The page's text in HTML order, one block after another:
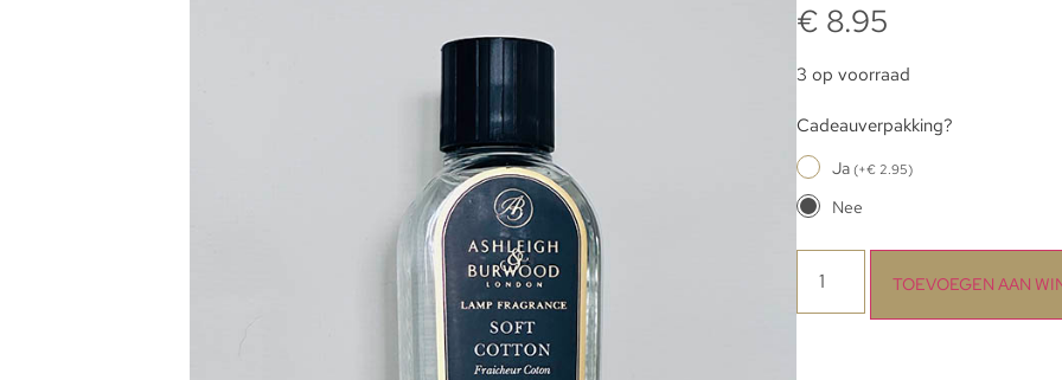
€ 8.95
3 op voorraad
Cadeauverpakking?
Ja (+€ 2.95)
Nee
TOEVOEGEN AAN